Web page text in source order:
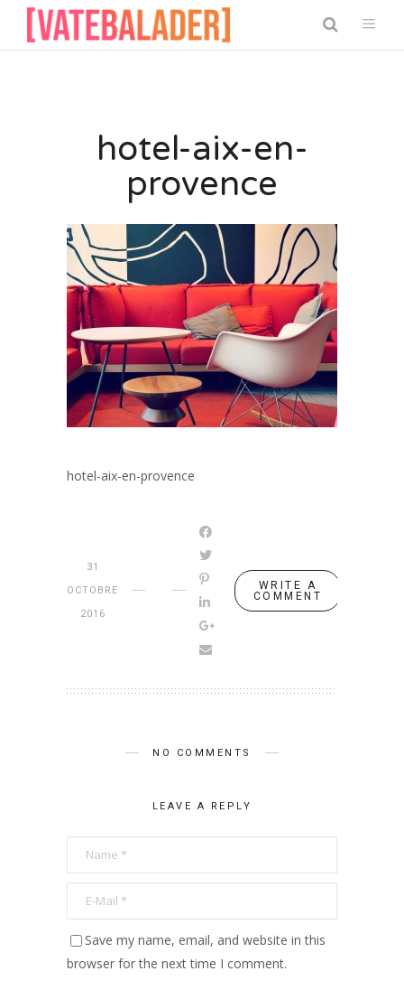
hotel-aix-en-
provence
hotel-aix-en-provence
31
OCTOBRE
2016
WRITE A
COMMENT
NO COMMENTS
LEAVE A REPLY
Save my name, email, and website in this
browser for the next time I comment.